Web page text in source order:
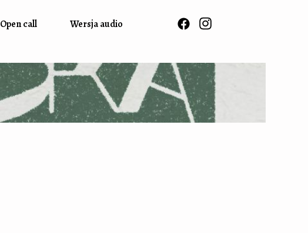
Open call Wersja audio